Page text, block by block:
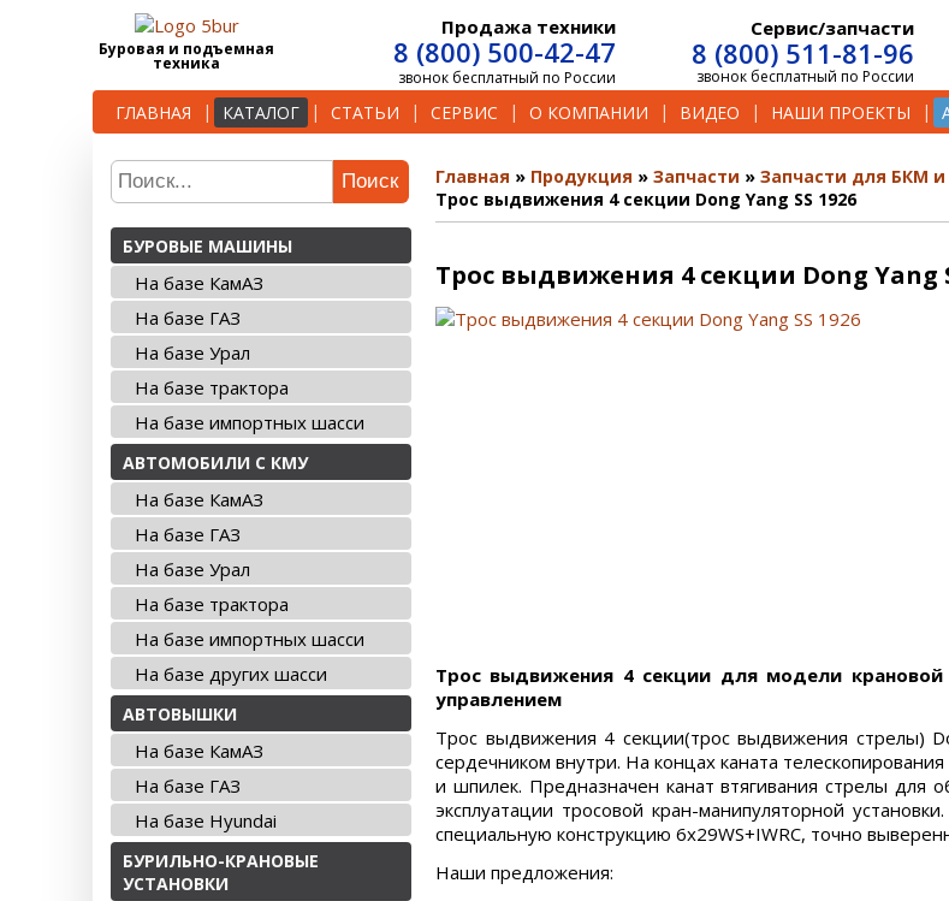
Буровая и подъемная
техника
Продажа техники
8 (800) 500-42-47
звонок бесплатный по России
Сервис/запчасти
8 (800) 511-81-96
звонок бесплатный по России
ГЛАВНАЯ КАТАЛОГ СТАТЬИ СЕРВИС О КОМПАНИИ ВИДЕО НАШИ ПРОЕКТЫ
Поиск
БУРОВЫЕ МАШИНЫ
На базе КамАЗ
На базе ГАЗ
На базе Урал
На базе трактора
На базе импортных шасси
АВТОМОБИЛИ С КМУ
На базе КамАЗ
На базе ГАЗ
На базе Урал
На базе трактора
На базе импортных шасси
На базе других шасси
АВТОВЫШКИ
На базе КамАЗ
На базе ГАЗ
На базе Hyundai
БУРИЛЬНО-КРАНОВЫЕ
УСТАНОВКИ
Главная Продукция Запчасти Запчасти для БКМ
Трос выдвижения 4 секции Dong Yang SS 1926
Трос выдвижения 4 секции Dong Yang
Трос выдвижения 4 секции для модели
управлением
Трос выдвижения 4 секции(трос выдвижения стрелы)
сердечником внутри. На концах каната
и шпилек. Предназначен канат втягивания стрелы для
эксплуатации тросовой кран-манипуляторной
специальную конструкцию 6х29WS+IWRC, точно
Наши предложения: